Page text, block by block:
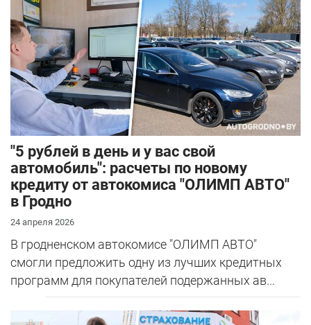
"5 рублей в день и у вас свой
автомобиль": расчеты по новому
кредиту от автокомиса "ОЛИМП АВТО"
в Гродно
24 апреля 2026
В гродненском автокомисе "ОЛИМП АВТО"
смогли предложить одну из лучших кредитных
программ для покупателей подержанных ав...